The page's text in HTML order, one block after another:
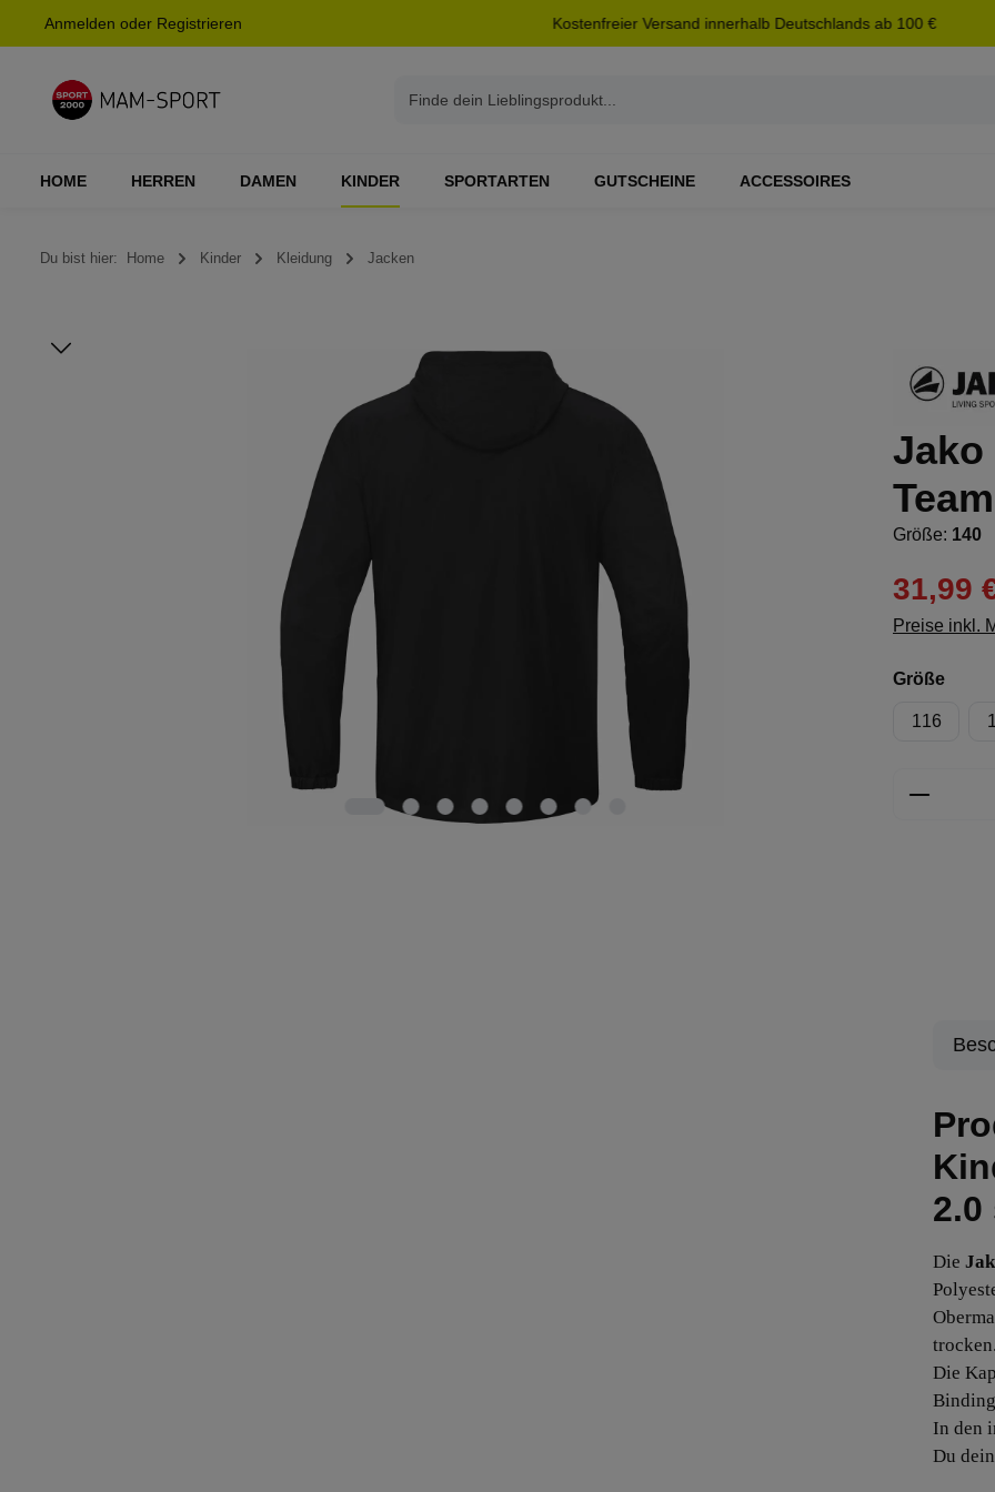
Zur Hauptnavigation springen
Anmelden oder Registrieren Kostenfreier Versand innerhalb Deutschlands ab 100 €
HOME HERREN DAMEN KINDER SPORTARTEN GUTSCHEINE ACCESSOIRES
Du bist hier: Home Kinder Kleidung Jacken
Bildergalerie überspringen
Jako
Größe: 140
31,99
Preise inkl.
Größe
116
2.0
Die
trocken.
Die
In den
Du